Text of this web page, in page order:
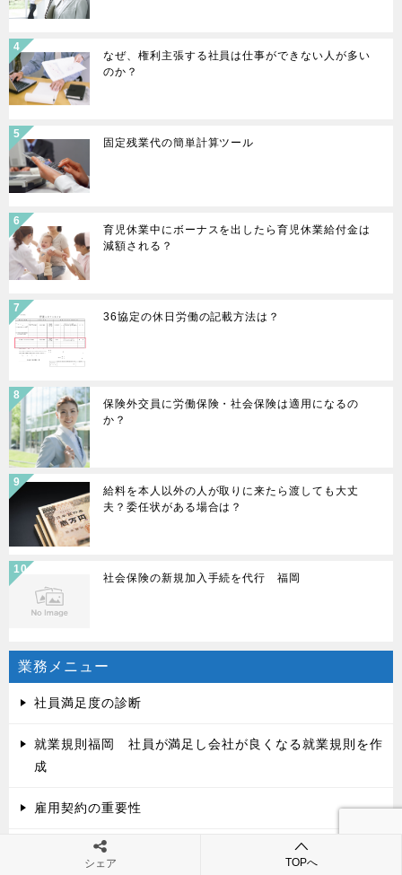
なぜ、権利主張する社員は仕事ができない人が多い
のか？
固定残業代の簡単計算ツール
育児休業中にボーナスを出したら育児休業給付金は
減額される？
36協定の休日労働の記載方法は？
保険外交員に労働保険・社会保険は適用になるの
か？
給料を本人以外の人が取りに来たら渡しても大丈
夫？委任状がある場合は？
社会保険の新規加入手続を代行 福岡
業務メニュー
社員満足度の診断
就業規則福岡 社員が満足し会社が良くなる就業規則を作
成
雇用契約の重要性
雇用契約書の作成
シェア TOPへ